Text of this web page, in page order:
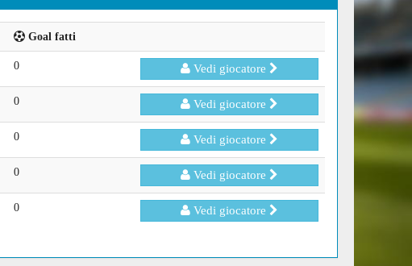
Goal fatti
0 Vedi giocatore
0 Vedi giocatore
0 Vedi giocatore
0 Vedi giocatore
0 Vedi giocatore